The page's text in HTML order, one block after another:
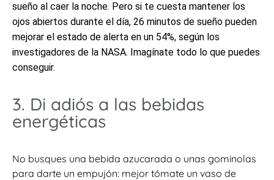
sueño al caer la noche. Pero si te cuesta mantener los
ojos abiertos durante el día, 26 minutos de sueño pueden
mejorar el estado de alerta en un 54%, según los
investigadores de la NASA. Imagínate todo lo que puedes
conseguir.
3. Di adiós a las bebidas
energéticas
No busques una bebida azucarada o unas gominolas
para darte un empujón: mejor tómate un vaso de